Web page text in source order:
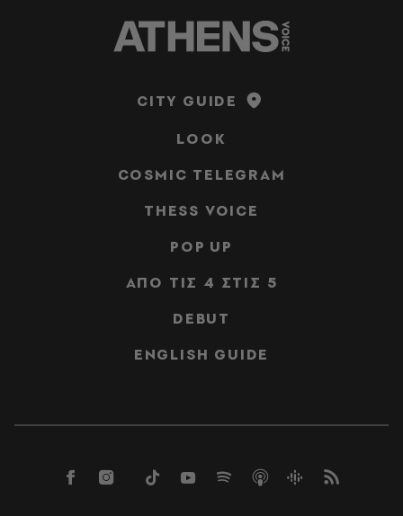
CITY GUIDE
LOOK
COSMIC TELEGRAM
THESS VOICE
POP UP
ΑΠΟ ΤΙΣ 4 ΣΤΙΣ 5
DEBUT
ENGLISH GUIDE